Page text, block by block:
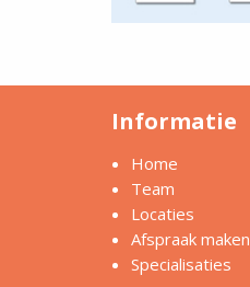
Informatie
Home
Team
Locaties
Afspraak maken
Specialisaties